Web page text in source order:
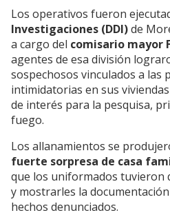
Los operativos fueron
Investigaciones (DDI)de
a cargo del comisario mayor
agentes de esa división
sospechosos vinculados a las
intimidatorias en sus
de interés para la pesquisa,
fuego.
Los allanamientos se
fuerte sorpresa de casa
que los uniformados tuvieron
y mostrarles la
hechos denunciados.